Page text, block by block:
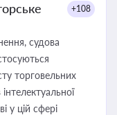
+108
судова
торговельних
у цій сфері